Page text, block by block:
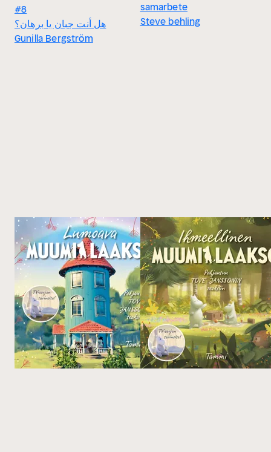
#8
هل أنت جبان يا برهان؟
Gunilla Bergström
samarbete
Steve behling